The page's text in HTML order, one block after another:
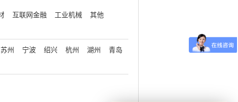
互联网金融 工业机械 其他
苏州 宁波 绍兴 杭州 湖州
青岛